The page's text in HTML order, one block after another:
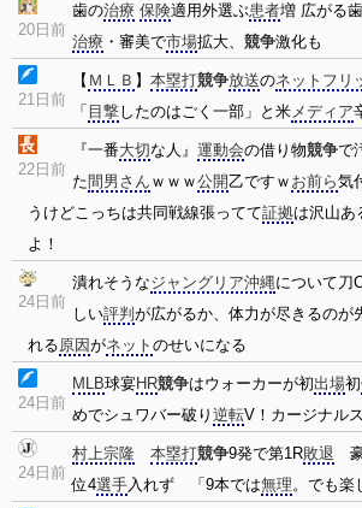
20日前
歯の治療 保険適用外選ぶ患者増 広がる
治療 ・審美で市場拡大、 競争激化も
21日前
【 ＭＬＢ 】 本塁打競争放送のネットフリ
「 目撃したのはごく一部」と米メディア
22日前
『一番大切な人』 運動会の借り物競争で
た間男さん ｗｗｗ公開乙ですｗ お前ら気
うけどこっちは共同戦線張ってて証拠は沢山あ
よ！
24日前
潰れそうなジャングリア沖縄について刀
しい評判 が広がるか、体力が尽きるのが
れる原因がネット のせいになる
24日前
MLB球宴HR競争はウォーカーが初出場初
めでシュワバー破り 逆転V！カージナルス
24日前
村上宗隆 本塁打競争9発で第1R敗退
位4選手入れず 「9本では無理。でも楽